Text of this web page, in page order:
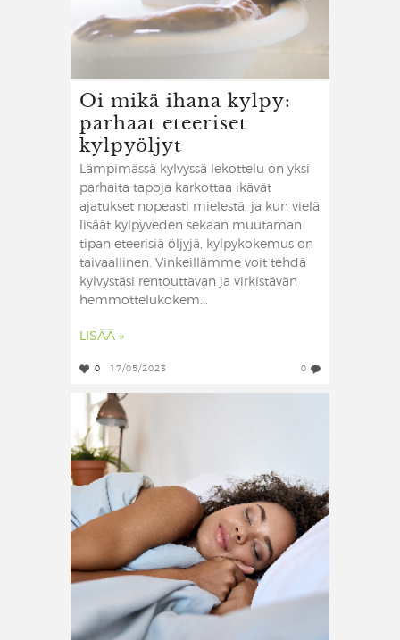
Oi mikä ihana kylpy:
parhaat eteeriset
kylpyöljyt
Lämpimässä kylvyssä lekottelu on yksi
parhaita tapoja karkottaa ikävät
ajatukset nopeasti mielestä, ja kun vielä
lisäät kylpyveden sekaan muutaman
tipan eteerisiä öljyjä, kylpykokemus on
taivaallinen. Vinkeillämme voit tehdä
kylvystäsi rentouttavan ja virkistävän
hemmottelukokem...
LISÄÄ »
0 17/05/2023 0